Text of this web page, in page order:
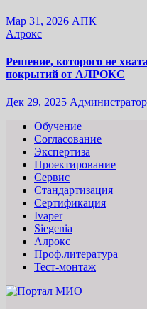
Мар 31, 2026 АПК
Алрокс
Решение, которого не
покрытий от АЛРОКС
Дек 29, 2025 Администратор
Обучение
Согласование
Экспертиза
Проектирование
Сервис
Стандартизация
Сертификация
Ivaper
Siegenia
Алрокс
Проф.литература
Тест-монтаж